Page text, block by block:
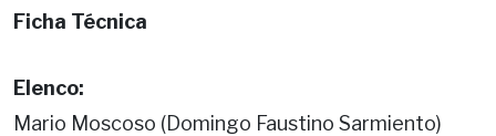
Ficha Técnica
Elenco:
Mario Moscoso (Domingo Faustino Sarmiento)